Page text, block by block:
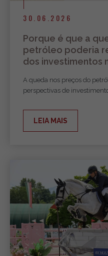
30.06.2026
Porque é que a
petróleo poderia
dos investimentos
A queda nos preços do
perspectivas de
LEIA MAIS